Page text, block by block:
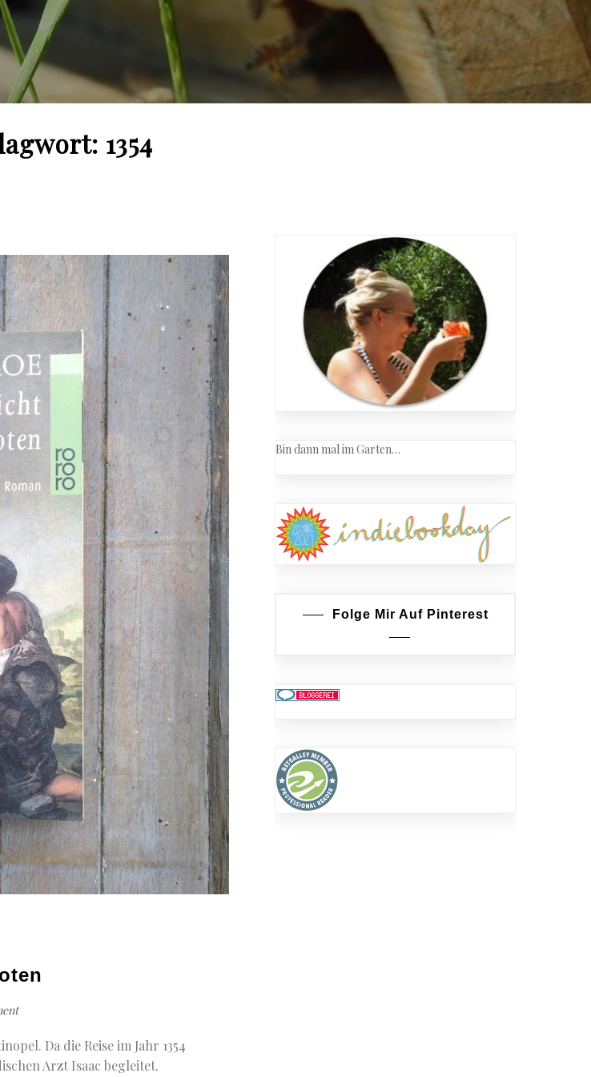
1354
Da die Reise im Jahr 1354
Arzt Isaac begleitet.
Bin dann mal im Garten…
Folge Mir Auf Pinterest